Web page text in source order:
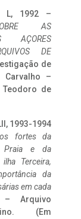
L, 1992 –
AS
AÇORES
DE
de
Carvalho –
Teodoro de
1993-1994
fortes da
Praia e da
Terceira,
da
em cada
Arquivo
(Em